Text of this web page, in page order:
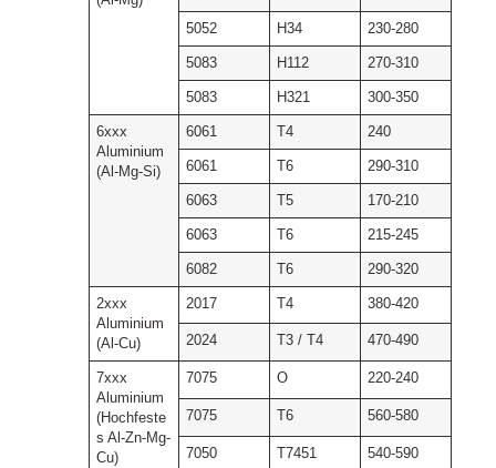
5052 H34 230-280
5083 H112 270-310
5083 H321 300-350
6xxx
Aluminium
(Al-Mg-Si)
6061 T4 240
6061 T6 290-310
6063 T5 170-210
6063 T6 215-245
6082 T6 290-320
2xxx
Aluminium
(Al-Cu)
2017 T4 380-420
2024 T3 / T4 470-490
7xxx
Aluminium
(Hochfeste
s Al-Zn-Mg-
Cu)
7075 O 220-240
7075 T6 560-580
7050 T7451 540-590